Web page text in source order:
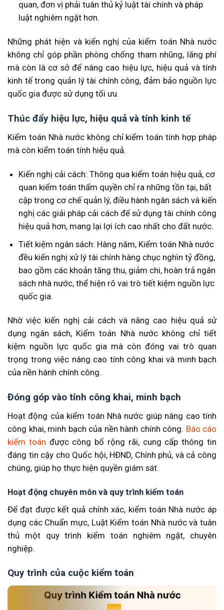
quan, đơn vị phải tuân thủ kỷ luật tài chính và pháp
luật nghiêm ngặt hơn.
Những phát hiện và kiến nghị của kiểm toán Nhà nước
không chỉ góp phần phòng chống tham nhũng, lãng phí
mà còn là cơ sở để nâng cao hiệu lực, hiệu quả và tính
kinh tế trong quản lý tài chính công, đảm bảo nguồn lực
quốc gia được sử dụng tối ưu.
Thúc đẩy hiệu lực, hiệu quả và tính kinh tế
Kiểm toán Nhà nước không chỉ kiểm toán tính hợp pháp
mà còn kiểm toán tính hiệu quả.
Kiến nghị cải cách: Thông qua kiểm toán hiệu quả, cơ
quan kiểm toán thẩm quyền chỉ ra những tồn tại, bất
cập trong cơ chế quản lý, điều hành ngân sách và kiến
nghị các giải pháp cải cách để sử dụng tài chính công
hiệu quả hơn, mang lại lợi ích cao nhất cho đất nước.
Tiết kiệm ngân sách: Hàng năm, Kiểm toán Nhà nước
đều kiến nghị xử lý tài chính hàng chục nghìn tỷ đồng,
bao gồm các khoản tăng thu, giảm chi, hoàn trả ngân
sách nhà nước, thể hiện rõ vai trò tiết kiệm nguồn lực
quốc gia.
Nhờ việc kiến nghị cải cách và nâng cao hiệu quả sử
dụng ngân sách, Kiểm toán Nhà nước không chỉ tiết
kiệm nguồn lực quốc gia mà còn đóng vai trò quan
trọng trong việc nâng cao tính công khai và minh bạch
của nền hành chính công.
Đóng góp vào tính công khai, minh bạch
Hoạt động của kiểm toán Nhà nước giúp nâng cao tính
công khai, minh bạch của nền hành chính công. Báo cáo
kiểm toán được công bố rộng rãi, cung cấp thông tin
đáng tin cậy cho Quốc hội, HĐND, Chính phủ, và cả công
chúng, giúp họ thực hiện quyền giám sát.
Hoạt động chuyên môn và quy trình kiểm toán
Để đạt được kết quả chính xác, kiểm toán Nhà nước áp
dụng các Chuẩn mực, Luật Kiểm toán Nhà nước và tuân
thủ một quy trình kiểm toán nghiêm ngặt, chuyên
nghiệp.
Quy trình của cuộc kiểm toán